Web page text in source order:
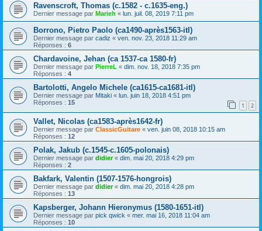
Ravenscroft, Thomas (c.1582 - c.1635-eng.)
Dernier message par Marieh « lun. juil. 08, 2019 7:11 pm
Borrono, Pietro Paolo (ca1490-après1563-itl)
Dernier message par cadiz « ven. nov. 23, 2018 11:29 am
Réponses : 6
Chardavoine, Jehan (ca 1537-ca 1580-fr)
Dernier message par PierreL « dim. nov. 18, 2018 7:35 pm
Réponses : 4
Bartolotti, Angelo Michele (ca1615-ca1681-itl)
Dernier message par Mitaki « lun. juin 18, 2018 4:51 pm
Réponses : 15 1 2
Vallet, Nicolas (ca1583-après1642-fr)
Dernier message par ClassicGuitare « ven. juin 08, 2018 10:15 am
Réponses : 12
Polak, Jakub (c.1545-c.1605-polonais)
Dernier message par didier« dim. mai 20, 2018 4:29 pm
Réponses : 2
Bakfark, Valentin (1507-1576-hongrois)
Dernier message par didier« dim. mai 20, 2018 4:28 pm
Réponses : 13
Kapsberger, Johann Hieronymus (1580-1651-itl)
Dernier message par pick qwick « mer. mai 16, 2018 11:04 am
Réponses : 10